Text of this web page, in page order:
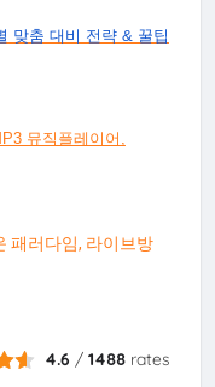
맞춤 대비 전략 & 꿀팁
뮤직플레이어,
패러다임, 라이브방
4.6 /1488 rates